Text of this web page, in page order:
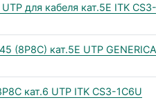
для кабеля кат.5E ITK
(8P8C) кат.5E UTP
кат.6 UTP ITK CS3-1C6U